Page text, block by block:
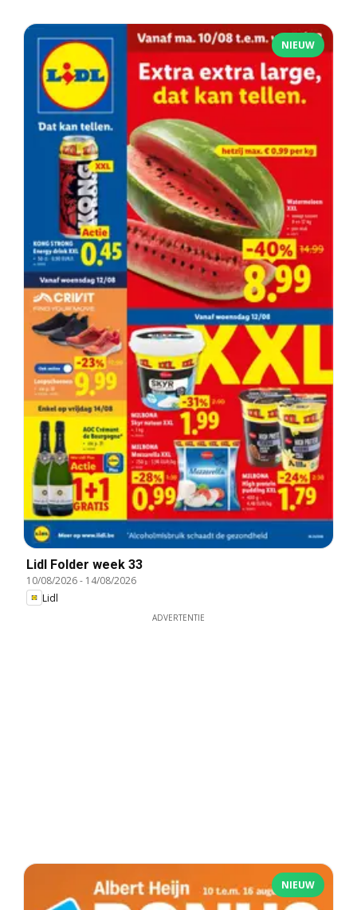
NIEUW
Lidl Folder week 33
10/08/2026- 14/08/2026
Lidl
ADVERTENTIE
NIEUW